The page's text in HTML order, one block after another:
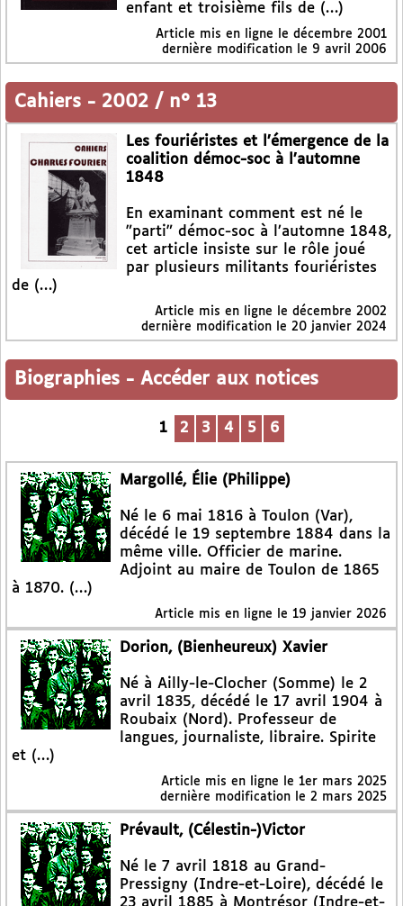
enfant et troisième fils de (…)
Article mis en ligne le décembre 2001
dernière modification le 9 avril 2006
Cahiers - 2002 / n° 13
Les fouriéristes et l’émergence de la
coalition démoc-soc à l’automne
1848
En examinant comment est né le
"parti" démoc-soc à l’automne 1848,
cet article insiste sur le rôle joué
par plusieurs militants fouriéristes
de (…)
Article mis en ligne le décembre 2002
dernière modification le 20 janvier 2024
Biographies - Accéder aux notices
1 2 3 4 5 6
Margollé, Élie (Philippe)
Né le 6 mai 1816 à Toulon (Var),
décédé le 19 septembre 1884 dans la
même ville. Officier de marine.
Adjoint au maire de Toulon de 1865
à 1870. (…)
Article mis en ligne le 19 janvier 2026
Dorion, (Bienheureux) Xavier
Né à Ailly-le-Clocher (Somme) le 2
avril 1835, décédé le 17 avril 1904 à
Roubaix (Nord). Professeur de
langues, journaliste, libraire. Spirite
et (…)
Article mis en ligne le 1er mars 2025
dernière modification le 2 mars 2025
Prévault, (Célestin-)Victor
Né le 7 avril 1818 au Grand-
Pressigny (Indre-et-Loire), décédé le